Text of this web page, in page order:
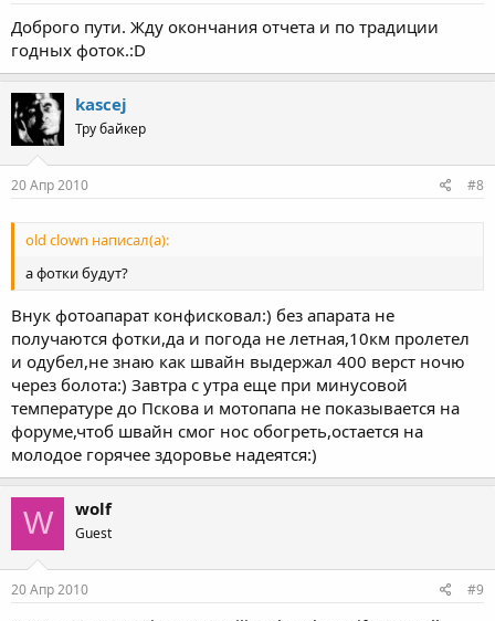
Доброго пути. Жду окончания отчета и по традиции
годных фоток.:D
kascej
Тру байкер
20 Апр 2010 #8
old clown написал(а):
а фотки будут?
Внук фотоапарат конфисковал:) без апарата не
получаются фотки,да и погода не летная,10км пролетел
и одубел,не знаю как швайн выдержал 400 верст ночю
через болота:) Завтра с утра еще при минусовой
температуре до Пскова и мотопапа не показывается на
форуме,чтоб швайн смог нос обогреть,остается на
молодое горячее здоровье надеятся:)
W wolf
Guest
20 Апр 2010 #9